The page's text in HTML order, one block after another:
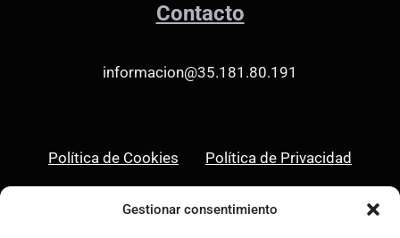
Gestionar consentimiento
Contacto
informacion@35.181.80.191
Política de Cookies Política de Privacidad